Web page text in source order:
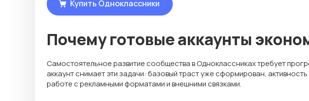
Купить Одноклассники
Почему готовые аккаунты
Самостоятельное развитие сообщества в Одноклассниках требует
аккаунт снимает эти задачи: базовый траст уже сформирован,
работе с рекламными форматами и внешними связками.